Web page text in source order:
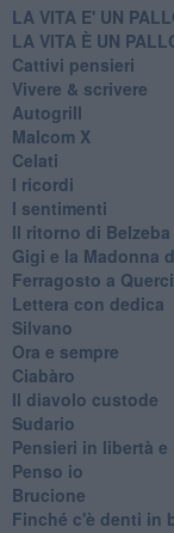
LA VITA E' UN
LA VITA È UN
Cattivi pensieri
Vivere & scrivere
Autogrill
Malcom X
Celati
I ricordi
I sentimenti
Il ritorno di Belzeba
Gigi e la Madonna
Ferragosto a
Lettera con dedica
Silvano
Ora e sempre
Ciabàro
Il diavolo custode
Sudario
Pensieri in libertà
Penso io
Brucione
Finché c'è denti in